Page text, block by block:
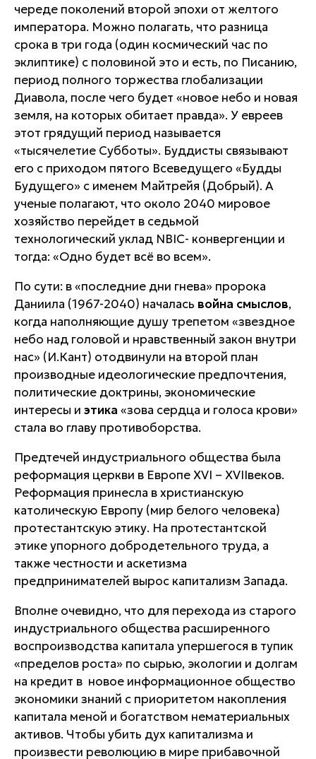
череде поколений второй эпохи от желтого
императора. Можно полагать, что разница
срока в три года (один космический час по
эклиптике) с половиной это и есть, по Писанию,
период полного торжества глобализации
Диавола, после чего будет «новое небо и новая
земля, на которых обитает правда». У евреев
этот грядущий период называется
«тысячелетие Субботы». Буддисты связывают
его с приходом пятого Всеведущего «Будды
Будущего» с именем Майтрейя (Добрый). А
ученые полагают, что около 2040 мировое
хозяйство перейдет в седьмой
технологический уклад NBIC- конвергенции и
тогда: «Одно будет всё во всем».
По сути: в «последние дни гнева» пророка
Даниила (1967-2040) началась война смыслов,
когда наполняющие душу трепетом «звездное
небо над головой и нравственный закон внутри
нас» (И.Кант) отодвинули на второй план
производные идеологические предпочтения,
политические доктрины, экономические
интересы и этика «зова сердца и голоса крови»
стала во главу противоборства.
Предтечей индустриального общества была
реформация церкви в Европе XVI – XVIIвеков.
Реформация принесла в христианскую
католическую Европу (мир белого человека)
протестантскую этику. На протестантской
этике упорного добродетельного труда, а
также честности и аскетизма
предпринимателей вырос капитализм Запада.
Вполне очевидно, что для перехода из старого
индустриального общества расширенного
воспроизводства капитала упершегося в тупик
«пределов роста» по сырью, экологии и долгам
на кредит в новое информационное общество
экономики знаний с приоритетом накопления
капитала меной и богатством нематериальных
активов. Чтобы убить дух капитализма и
произвести революцию в мире прибавочной